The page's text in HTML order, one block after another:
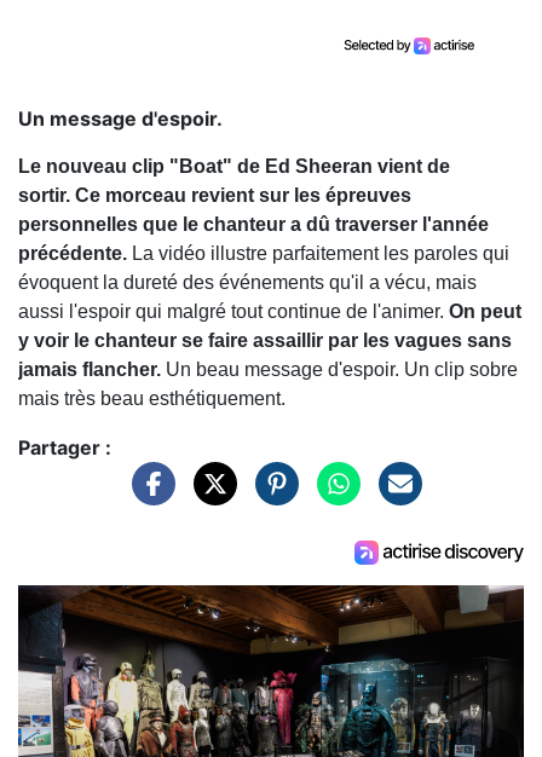
Un message d'espoir.
Le nouveau clip "Boat" de Ed Sheeran vient de
sortir. Ce morceau revient sur les épreuves
personnelles que le chanteur a dû traverser l'année
précédente. La vidéo illustre parfaitement les paroles qui
évoquent la dureté des événements qu'il a vécu, mais
aussi l'espoir qui malgré tout continue de l'animer. On peut
y voir le chanteur se faire assaillir par les vagues sans
jamais flancher. Un beau message d'espoir. Un clip sobre
mais très beau esthétiquement.
Partager :